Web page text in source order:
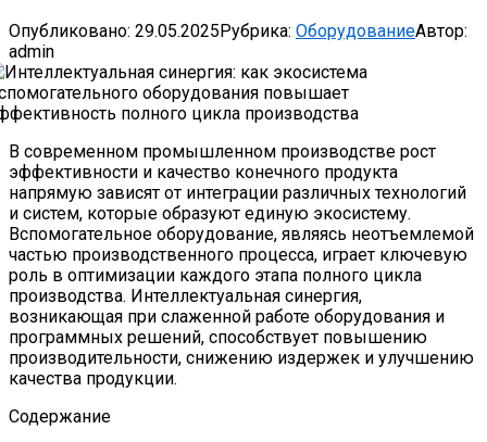
Опубликовано: 29.05.2025Рубрика: ОборудованиеАвтор:
admin
В современном промышленном производстве рост
эффективности и качество конечного продукта
напрямую зависят от интеграции различных технологий
и систем, которые образуют единую экосистему.
Вспомогательное оборудование, являясь неотъемлемой
частью производственного процесса, играет ключевую
роль в оптимизации каждого этапа полного цикла
производства. Интеллектуальная синергия,
возникающая при слаженной работе оборудования и
программных решений, способствует повышению
производительности, снижению издержек и улучшению
качества продукции.
Содержание